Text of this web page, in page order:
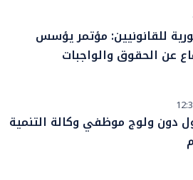
للقانونيين: مؤتمر يؤسس
عن الحقوق والواجبات
دون ولوج موظفي وكالة التنمية